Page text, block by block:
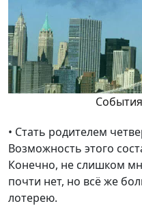
• Стать родителем
Возможность этого
Конечно, не слишком
почти нет, но всё же
лотерею.